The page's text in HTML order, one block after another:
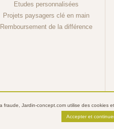
Etudes personnalisées
Projets paysagers clé en main
Remboursement de la différence
Conditions Générales de
fraude, Jardin-concept.com utilise des cookies
Accepter et